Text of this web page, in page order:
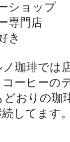
ショップ
専門店
き
珈琲では
ーヒーの
おりの珈
してます。